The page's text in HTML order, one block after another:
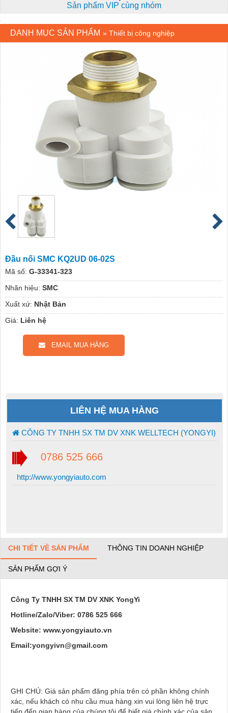
Sản phẩm VIP cùng nhóm
DANH MỤC SẢN PHẨM » Thiết bị công nghiệp
Đầu nối SMC KQ2UD 06-02S
Mã số: G-33341-323
Nhãn hiệu: SMC
Xuất xứ: Nhật Bản
Giá: Liên hệ
EMAIL MUA HÀNG
LIÊN HỆ MUA HÀNG
CÔNG TY TNHH SX TM DV XNK WELLTECH (YONGYI)
0786 525 666
http://www.yongyiauto.com
CHI TIẾT VỀ SẢN PHẨM THÔNG TIN DOANH NGHIỆP
SẢN PHẨM GỢI Ý
Công Ty TNHH SX TM DV XNK YongYi
Hotline/Zalo/Viber: 0786 525 666
Website: www.yongyiauto.vn
Email:yongyivn@gmail.com
GHI CHÚ: Giá sản phẩm đăng phía trên có phần không chính
xác, nếu khách có nhu cầu mua hàng xin vui lòng liên hệ trực
tiếp đến gian hàng của chúng tôi để biết giá chính xác của sản